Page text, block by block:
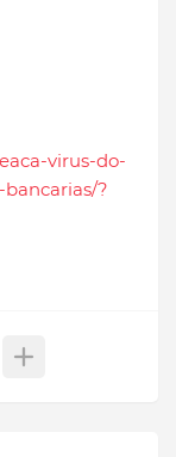
virus-do-
?